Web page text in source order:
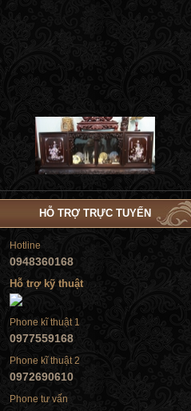
Tủ đứng
HỖ TRỢ TRỰC TUYẾN
Hotline
0948360168
Hỗ trợ kỹ thuật
Phone kĩ thuật 1
0977559168
Phone kĩ thuật 2
0972690610
Phone tư vấn